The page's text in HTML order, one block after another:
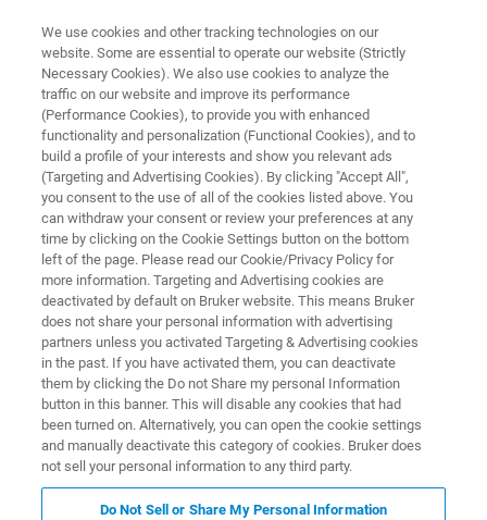
食品向けのNMR & ESRソリューション
食品のスクリーニング
FoodScreenerは、予測できないあるいは未知
物質による食品偽装検出を可能にします。複
雑な統計モデルにより、原産地の真正性、製
造工程管理、偽装表示、サンプルの同等性、
品種の純度の検査ができます。
We use cookies and other tracking technologies on our
website. Some are essential to operate our website (Strictly
Necessary Cookies). We also use cookies to analyze the
traffic on our website and improve its performance
(Performance Cookies), to provide you with enhanced
functionality and personalization (Functional Cookies), and to
build a profile of your interests and show you relevant ads
(Targeting and Advertising Cookies). By clicking "Accept All",
you consent to the use of all of the cookies listed above. You
can withdraw your consent or review your preferences at any
time by clicking on the Cookie Settings button on the bottom
left of the page. Please read our Cookie/Privacy Policy for
more information. Targeting and Advertising cookies are
deactivated by default on Bruker website. This means Bruker
does not share your personal information with advertising
partners unless you activated Targeting & Advertising cookies
in the past. If you have activated them, you can deactivate
them by clicking the Do not Share my personal Information
button in this banner. This will disable any cookies that had
been turned on. Alternatively, you can open the cookie settings
and manually deactivate this category of cookies. Bruker does
not sell your personal information to any third party.
Do Not Sell or Share My Personal Information